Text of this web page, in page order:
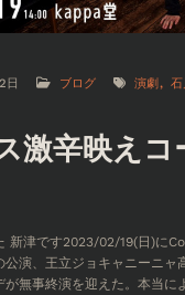
日 ブログ 演劇 石
激辛映えコ
新津です2023/02/19(日)に
公演、王立ジョキャニーニャ
が無事終演を迎えた。本当に